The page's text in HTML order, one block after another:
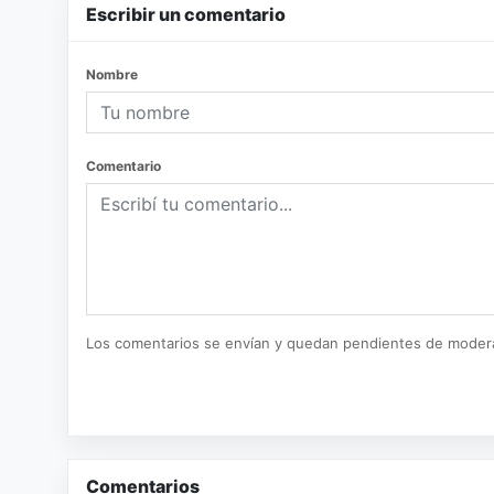
Escribir un comentario
Nombre
Comentario
Los comentarios se envían y quedan pendientes de
Comentarios